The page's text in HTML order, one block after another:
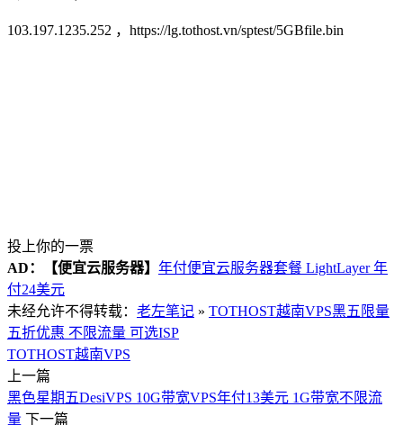
103.197.1235.252 ，https://lg.tothost.vn/sptest/5GBfile.bin
投上你的一票
AD：
【便宜云服务器】 年付便宜云服务器套餐 LightLayer 年
付24美元
未经允许不得转载： 老左笔记 » TOTHOST越南VPS黑五限量
五折优惠 不限流量 可选ISP
TOTHOST越南VPS
上一篇
黑色星期五DesiVPS 10G带宽VPS年付13美元 1G带宽不限流
量 下一篇